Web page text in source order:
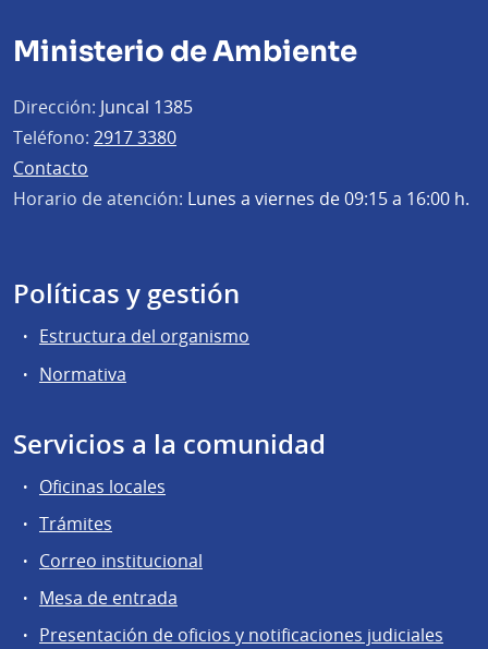
Ministerio de Ambiente
Dirección: Juncal 1385
Teléfono: 2917 3380
Contacto
Horario de atención: Lunes a viernes de 09:15 a 16:00 h.
Políticas y gestión
Estructura del organismo
Normativa
Servicios a la comunidad
Oficinas locales
Trámites
Correo institucional
Mesa de entrada
Presentación de oficios y notificaciones judiciales